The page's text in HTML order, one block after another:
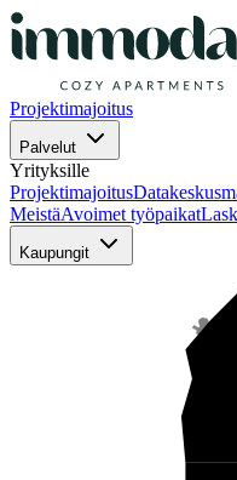
Projektimajoitus
Palvelut
Yrityksille
Projektimajoitus
MeistäAvoimet työpaikat
Kaupungit